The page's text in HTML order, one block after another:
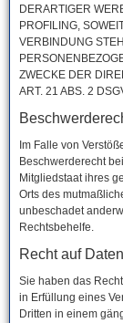
DERARTIGER
PROFILING,
VERBINDUNG
ZWECKE DER
ART. 21 ABS. 2
Im Falle von
Beschwerderecht
Mitgliedstaat ihres
Orts des
unbeschadet
Rechtsbehelfe.
Recht auf
Sie haben das
in Erfüllung eines
Dritten in einem